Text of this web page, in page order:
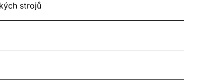
strojů